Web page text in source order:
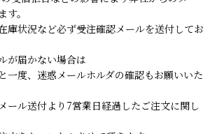
。
庫状況など必ず受注確認メールを送付してお
が届かない場合は
一度、迷惑メールホルダの確認もお願いいた
ール送付より7営業日経過したご注文に関し